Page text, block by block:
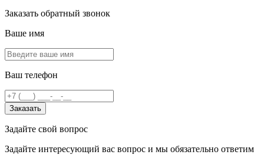
Заказать обратный звонок
Ваше имя
Ваш телефон
Заказать
Задайте свой вопрос
Задайте интересующий вас вопрос и мы обязательно ответим